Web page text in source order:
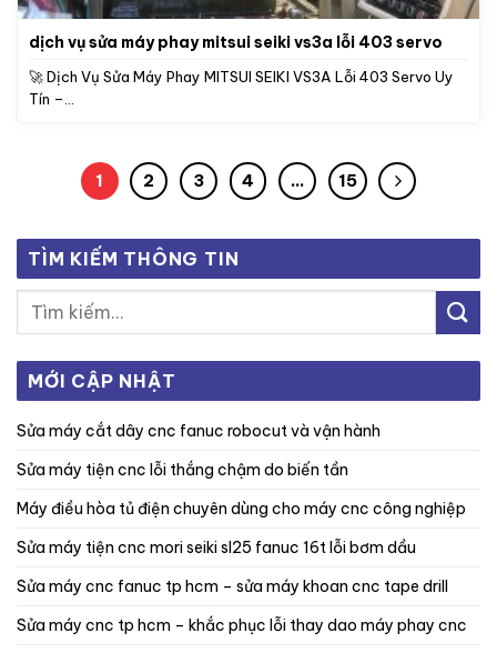
dịch vụ sửa máy phay mitsui seiki vs3a lỗi 403 servo
🚀 Dịch Vụ Sửa Máy Phay MITSUI SEIKI VS3A Lỗi 403 Servo Uy
Tín –...
1 2 3 4 … 15
TÌM KIẾM THÔNG TIN
MỚI CẬP NHẬT
sửa máy cắt dây cnc fanuc robocut và vận hành
sửa máy tiện cnc lỗi thắng chậm do biến tần
máy điều hòa tủ điện chuyên dùng cho máy cnc công nghiệp
sửa máy tiện cnc mori seiki sl25 fanuc 16t lỗi bơm dầu
sửa máy cnc fanuc tp hcm – sửa máy khoan cnc tape drill
sửa máy cnc tp hcm – khắc phục lỗi thay dao máy phay cnc